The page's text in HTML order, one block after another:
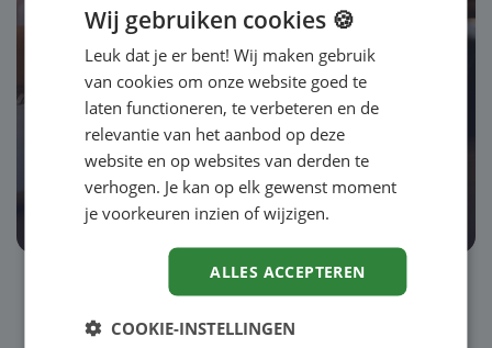
Talentmanagement in een
skill-based organisatie
Lees verder
Wij gebruiken cookies 🍪
Leuk dat je er bent! Wij maken gebruik
van cookies om onze website goed te
laten functioneren, te verbeteren en de
relevantie van het aanbod op deze
website en op websites van derden te
verhogen. Je kan op elk gewenst moment
je voorkeuren inzien of wijzigen.
ALLES ACCEPTEREN
COOKIE-INSTELLINGEN